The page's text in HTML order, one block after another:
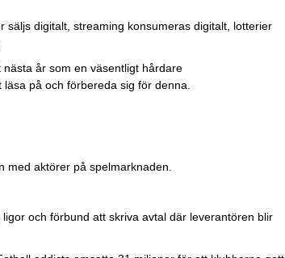
digitalt, streaming konsumeras digitalt, lotterier
år som en väsentligt hårdare
på och förbereda sig för denna.
aktörer på spelmarknaden.
och förbund att skriva avtal där leverantören blir